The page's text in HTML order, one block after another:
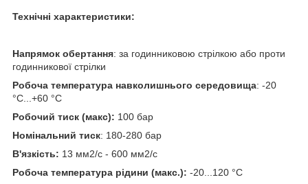
Технічні характеристики:
Напрямок обертання: за годинниковою стрілкою або проти
годинникової стрілки
Робоча температура навколишнього середовища: -20
°C...+60 °C
Робочий тиск (макс): 100 бар
Номінальний тиск: 180-280 бар
В'язкість: 13 мм2/с - 600 мм2/с
Робоча температура рідини (макс.): -20...120 °C